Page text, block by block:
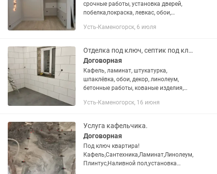
срочные работы, установка дверей,
побелка,покраска, левкас, обои,
гипосокартон, кафель, керамогранит,
Усть-Каменогорск, 6 июля
Отделка под ключ, септик под ключ.
Договорная
Кафель, ламинат, штукатурка,
шпаклёвка, обои, декор, линолеум,
бетонные работы, кованые изделия,
ключ, сантехника, электрика, постройка
Усть-Каменогорск, 16 июня
Услуга кафельчика.
Договорная
Под ключ квартира!
Кафель,Сантехника,Ламинат,Линолеум,
Плинтус,Наливной пол,установка